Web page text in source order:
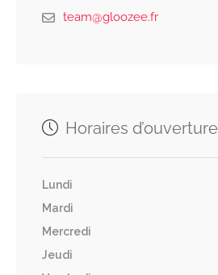
team@gloozee.fr
Horaires d’ouverture
Lundi
Mardi
Mercredi
Jeudi